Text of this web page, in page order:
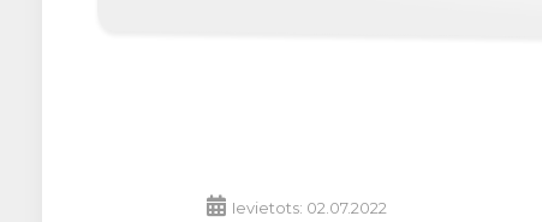
Ievietots: 02.07.2022